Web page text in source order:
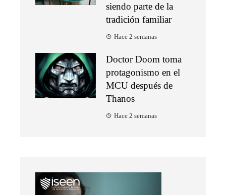
siendo parte de la
tradición familiar
Hace 2 semanas
Doctor Doom toma
protagonismo en el
MCU después de
Thanos
Hace 2 semanas